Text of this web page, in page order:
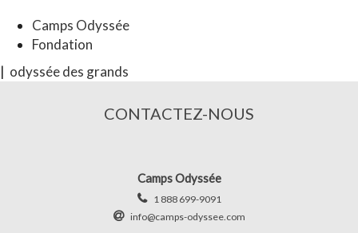
Camps Odyssée
Fondation
| odyssée des grands
CONTACTEZ-NOUS
Camps Odyssée
1 888 699-9091
info@camps-odyssee.com